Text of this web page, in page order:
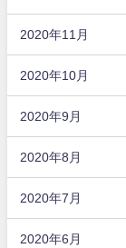
2020年11月
2020年10月
2020年9月
2020年8月
2020年7月
2020年6月